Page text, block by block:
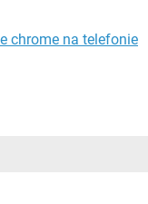
chrome na telefonie